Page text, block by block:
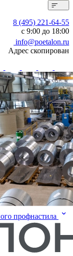
8 (495) 221-64-55
с 9:00 до 18:00
info@poetalon.ru
Адрес скопирован
профнастила